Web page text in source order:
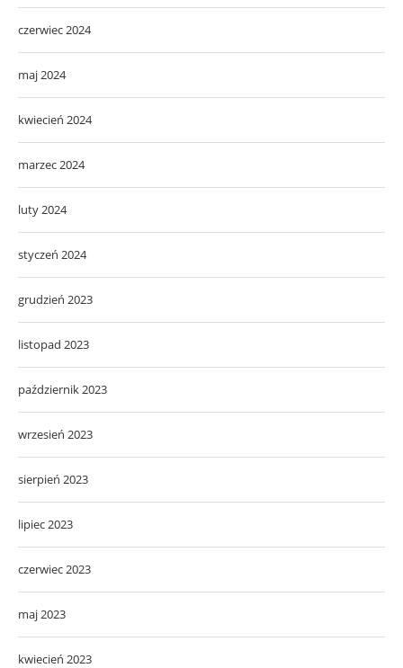
czerwiec 2024
maj 2024
kwiecień 2024
marzec 2024
luty 2024
styczeń 2024
grudzień 2023
listopad 2023
październik 2023
wrzesień 2023
sierpień 2023
lipiec 2023
czerwiec 2023
maj 2023
kwiecień 2023